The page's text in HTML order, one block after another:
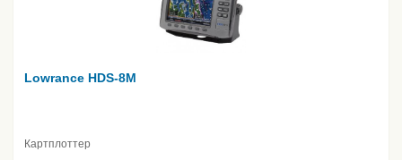
Lowrance HDS-8M
Картплоттер